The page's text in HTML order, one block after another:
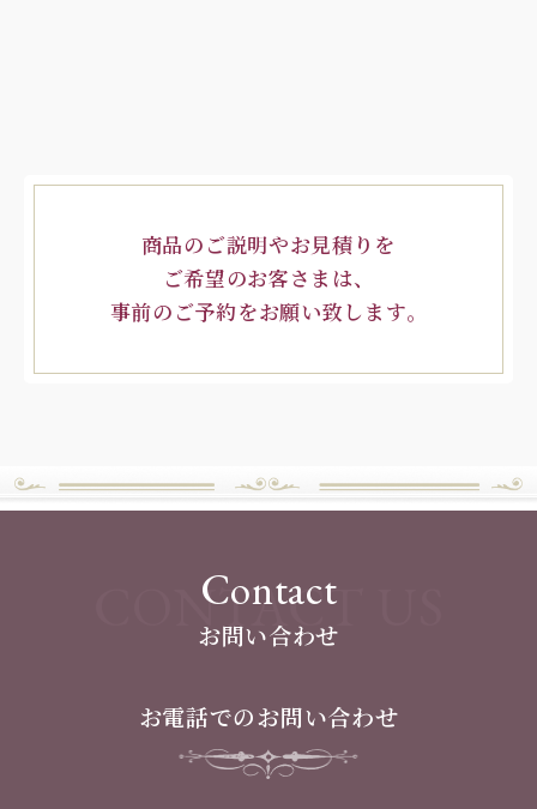
商品のご説明やお見積りを
ご希望のお客さまは、
事前のご予約をお願い致します。
Contact
お問い合わせ
CONTACT US
お電話でのお問い合わせ